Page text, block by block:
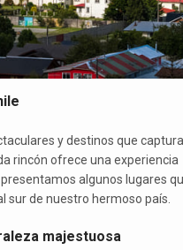
y destinos que
rincón ofrece una experiencia
algunos lugares
sur de nuestro hermoso país.
majestuosa